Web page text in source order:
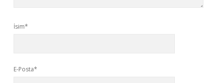
İsim*
E-Posta*